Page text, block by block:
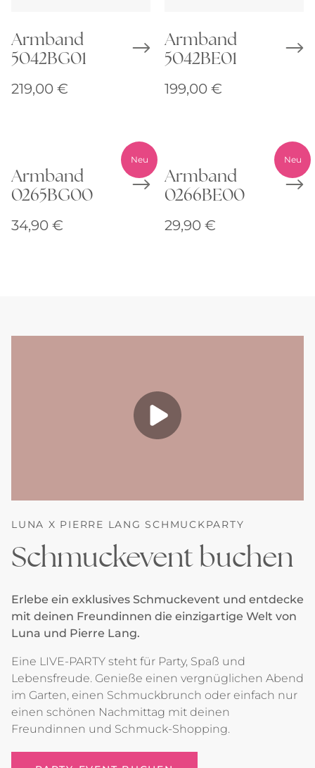
Armband
5042BG01
219,00 €
Armband
5042BE01
199,00 €
Neu
Armband
0265BG00
34,90 €
Neu
Armband
0266BE00
29,90 €
LUNA X PIERRE LANG SCHMUCKPARTY
Schmuckevent buchen
Erlebe ein exklusives Schmuckevent und entdecke
mit deinen Freundinnen die einzigartige Welt von
Luna und Pierre Lang.
Eine LIVE-PARTY steht für Party, Spaß und
Lebensfreude. Genieße einen vergnüglichen Abend
im Garten, einen Schmuckbrunch oder einfach nur
einen schönen Nachmittag mit deinen
Freundinnen und Schmuck-Shopping.